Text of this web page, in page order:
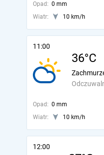
Opad: 0 mm
Wiatr:
10 km/h
11:00
36°C
Opad: 0 mm
Wiatr:
10 km/h
12:00